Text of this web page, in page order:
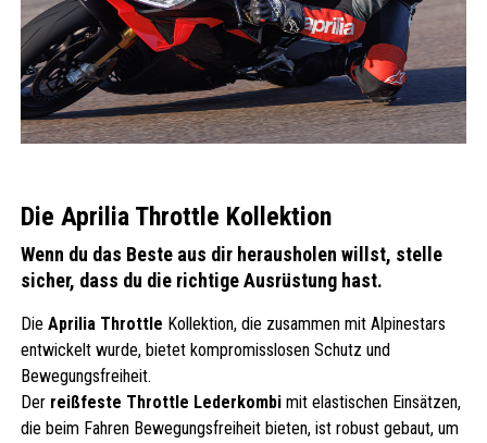
Die Aprilia Throttle Kollektion
Wenn du das Beste aus dir herausholen willst, stelle
sicher, dass du die richtige Ausrüstung hast.
Die Aprilia Throttle Kollektion, die zusammen mit Alpinestars
entwickelt wurde, bietet kompromisslosen Schutz und
Bewegungsfreiheit.
Der reißfeste Throttle Lederkombimit elastischen Einsätzen,
die beim Fahren Bewegungsfreiheit bieten, ist robust gebaut, um